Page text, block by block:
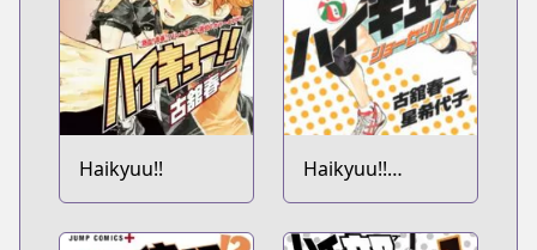
Haikyuu!!
Haikyuu!!
Shousetsu-ban!!